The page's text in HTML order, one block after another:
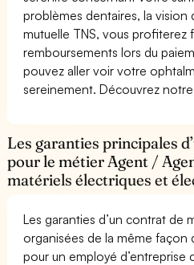
problèmes dentaires, la vision
mutuelle TNS, vous profiterez
remboursements lors du
pouvez aller voir votre
sereinement. Découvrez notre
Les garanties principales
pour le métier Agent /
matériels électriques et
Les garanties d’un contrat de
organisées de la même façon
pour un employé d’entreprise